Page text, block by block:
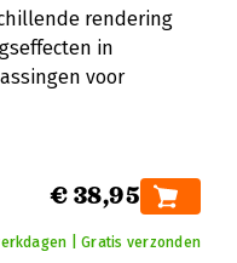
rendering
in
voor
€ 38,95
| Gratis verzonden